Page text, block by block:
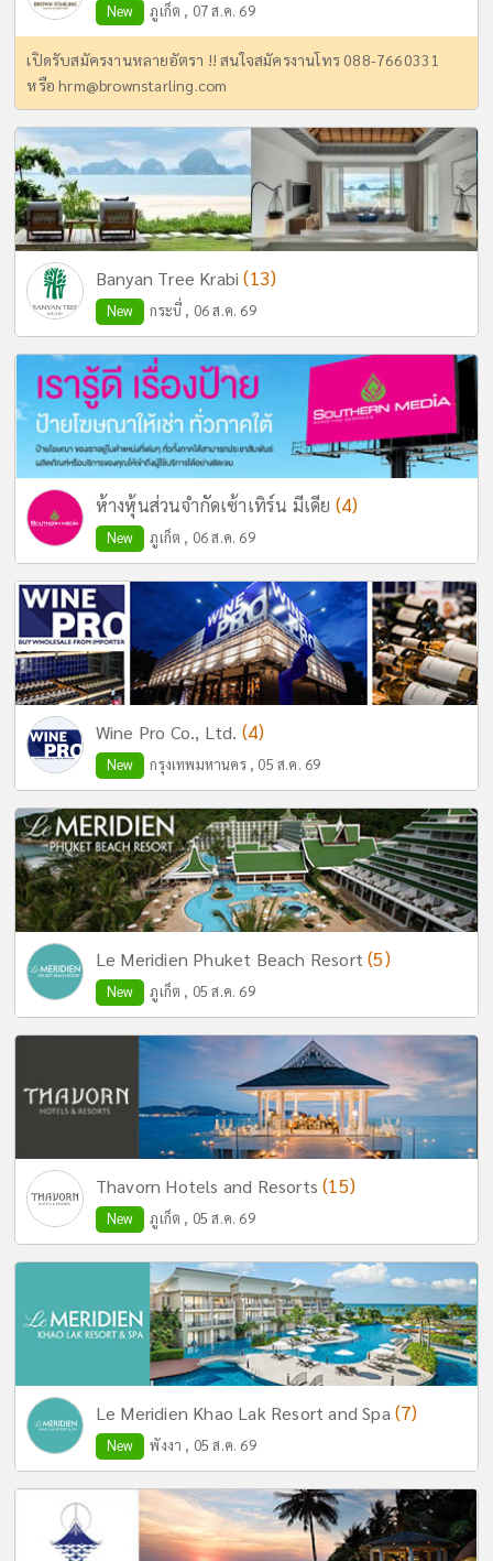
New ภูเก็ต , 07 ส.ค. 69
เปิดรับสมัครงานหลายอัตรา !! สนใจสมัครงานโทร 088-7660331
หรือhrm@brownstarling.com
Banyan Tree Krabi(13)
New กระบี่ , 06 ส.ค. 69
ห้างหุ้นส่วนจำกัดเซ้าเทิร์น มีเดีย (4)
New ภูเก็ต , 06 ส.ค. 69
Wine Pro Co., Ltd. (4)
New กรุงเทพมหานคร , 05 ส.ค. 69
Le Meridien Phuket Beach Resort(5)
New ภูเก็ต , 05 ส.ค. 69
Thavorn Hotels and Resorts(15)
New ภูเก็ต , 05 ส.ค. 69
Le Meridien Khao Lak Resort and Spa (7)
New พังงา , 05 ส.ค. 69